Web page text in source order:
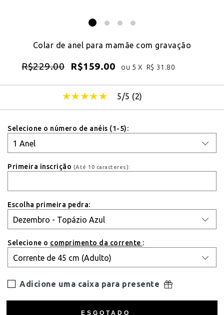
Colar de anel para mamãe com gravação
R$229.00 R$159.00 ou 5 X R$ 31.80
5/5 (2)
Selecione o número de anéis (1-5):
Primeira inscrição (Até 10 caracteres):
Escolha primeira pedra:
Selecione o comprimento da corrente :
Adicione uma caixa para presente